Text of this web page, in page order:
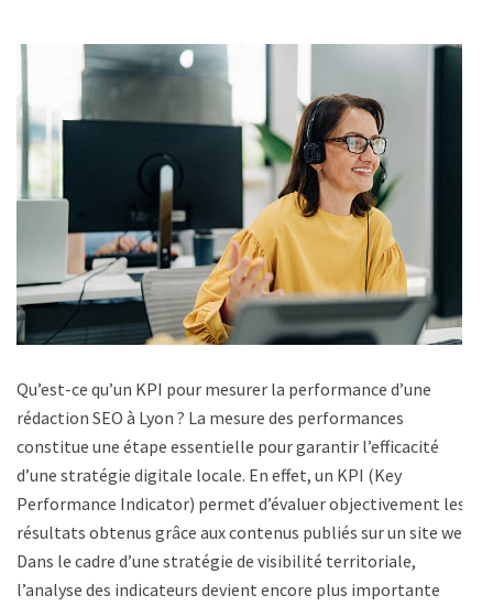
Qu’est-ce qu’un KPI pour mesurer la performance d’une
rédaction SEO à Lyon ? La mesure des performances
constitue une étape essentielle pour garantir l’efficacité
d’une stratégie digitale locale. En effet, un KPI (Key
Performance Indicator) permet d’évaluer objectivement les
résultats obtenus grâce aux contenus publiés sur un site web.
Dans le cadre d’une stratégie de visibilité territoriale,
l’analyse des indicateurs devient encore plus importante